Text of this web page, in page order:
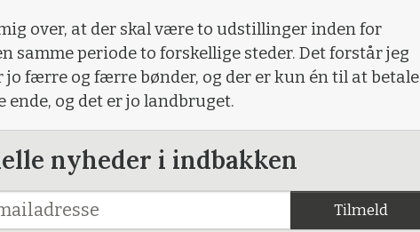
over, at der skal være to udstillinger inden for
samme periode to forskellige steder. Det forstår jeg
jo færre og færre bønder, og der er kun én til at betale
ende, og det er jo landbruget.
nyheder i indbakken
Tilmeld